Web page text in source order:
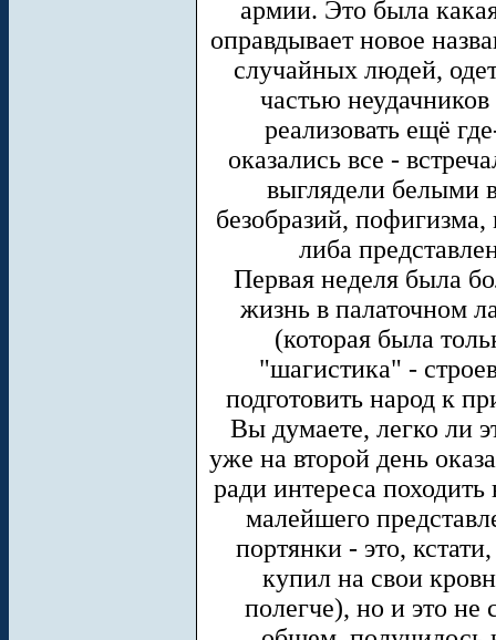
армии. Это была
оправдывает новое
случайных людей,
частью
реализовать ещё
оказались все -
выглядели белыми
безобразий,
либа
Первая неделя была
жизнь в палаточном
(которая была
"шагистика" -
подготовить народ к
Вы думаете, легко ли
уже на второй день
ради интереса
малейшего
портянки - это,
купил на свои
полегче), но и это не